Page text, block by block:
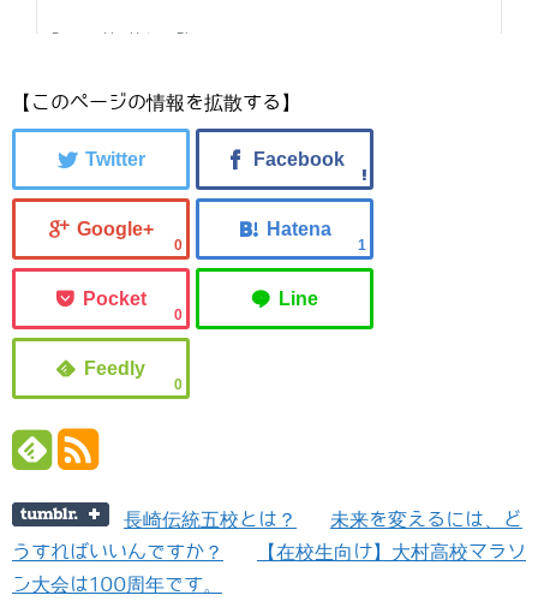
【このページの情報を拡散する】
0 1
0
0
長崎伝統五校とは？
未来を変えるには、ど
うすればいいんですか？
【在校生向け】大村高校マラソ
ン大会は100周年です。